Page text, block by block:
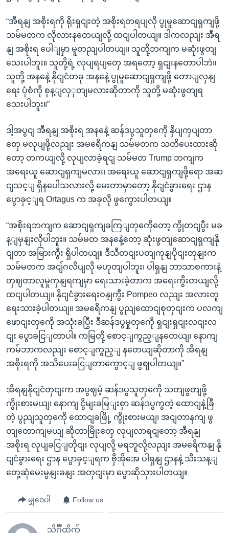
“အီရနျ အစိုးရကို ရိုးရှငျးတဲ့ အစိုးရတရပျလို ပွုမူဆောငျရှကျဖို့
သမ်မတက လိုလားနတေယျလို့ ထငျပါတယျ။ ဒါကလညျး အီရ
နျ အစိုးရ ပေါျမှာ မူတညျပါတယျ။ သူတို့ဘကျက မဆုံးဖွတျ
သေးပါဘူး။ သူတို့ရဲ့ လုပျရပျတှေ အရတော့ ရှငျးနတောပါဘဲ။
သူတို့ အနနေဲ့ နိုငျငံတခု အနနေဲ့ ပွုမူဆောငျရှကျဖို့ တောျလှနျ
ရေး ပုံစံကို စှန့ျလှှတျမလားဆိုတာကို သူတို့ မဆုံးဖွတျရ
သေးပါဘူး။”
ဒါ့အပွငျ အီရနျ အစိုးရ အနနေဲ့ ဆန်ဒပွသူတှကေို နှိပျကှပျတာ
တှေ မလုပျဖို့လညျး အမရေိကနျ သမ်မတက သတိပေးထားဆို
တော့ တကယျလို့ လုပျလာခဲ့ရငျ သမ်မတ Trump ဘကျက
အရေးယူ ဆောငျရှကျမလား၊ အရေးယူ ဆောငျရှကျဖို့ရော အဆ
ငျသင့ျ ရှိနပေါသလားလို့ မေးတာမှာတော့ နိုငျငံခွားရေး ဌာန
ပွောခှင့ျရ Ortagus က အခုလို ဖွကွေားပါတယျ။
“အစိုးရဘကျက ဆောငျရှကျခကြျတှကေိုတော့ ကွိုတငျပွီး မခ
န့ျမှနျးလိုပါဘူး။ သမ်မတ အနနေဲ့တော့ ဆုံးဖွတျဆောငျရှကျနို
ငျတာ အမြားကွီး ရှိပါတယျ။ ဒီသီတငျးပတျကုနျပိုငျးတုနျးက
သမ်မတက အငျ်ဂလိပျလို မဟုတျပါဘူး၊ ပါရှနျ ဘာသာစကားနဲ့
တှဈတာလူမှုကှနျရကျမှာ ရေးသားခဲ့တာက အရေးကွီးတယျလို့
ထငျပါတယျ။ နိုငျငံခွားရေးဝနျကွီး Pompeo လညျး အလားတူ
ရေးသားခဲ့ပါတယျ။ အမရေိကနျ ပွညျထောငျစုတှငျးက ပလကျ
ဖောငျးတှကေို အသုံးခပြွီး ဒီဆန်ဒပွမှုတှကေို ရှငျးရှငျးလငျးလ
ငျး ပွောခငြျတာပါ။ ကမြတို့ စောင့ျကွည့ျနတေယျ၊ နောကျ
ကမ်ဘာကလညျး စောင့ျကွည့ျ နတေယျဆိုတာကို အီရနျ
အစိုးရကို အသိပေးခငြျတာကွောင့ျ ဖွဈပါတယျ။”
အီရနျနိုငျငံတှငျးက အပွဈမဲ့ ဆန်ဒပွသူတှကေို သတျဖွတျဖို့
ကွိုးစားမယျ၊ နောကျ ငွိမျးခမြျးစှာ ဆန်ဒပွကွတဲ့ ထောငျနဲ့ခြီ
တဲ့ ပွညျသူတှကေို ထောငျခဖြို့ ကွိုးစားမယျ၊ အငျတာနကျ ဖွ
တျတောကျမယျ ဆိုတာမြိုးတှေ လုပျလာရငျတော့ အီရနျ
အစိုးရ လုပျခငြျတိုငျး လုပျလို့ မရဘူလို့လညျး အမရေိကနျ နို
ငျငံခွားရေး ဌာန ပွောခှင့ျရက ဗှီအိုအေ ပါရှနျ ဌာနနဲ့ သီးသန့ျ
တှေ့ဆုံမေးမွနျးခနျး အတှငျးမှာ ပွောဆိုသှားပါတယျ။
မျှဝေပါ Follow us
သိင်္ဂီထိုက်